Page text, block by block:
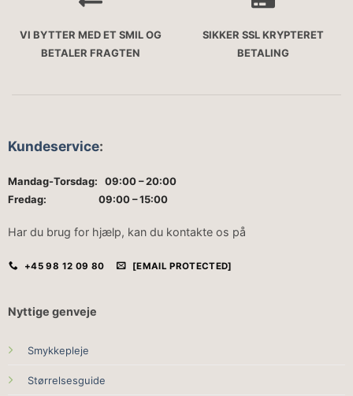
VI BYTTER MED ET SMIL OG
BETALER FRAGTEN
SIKKER SSL KRYPTERET
BETALING
Kundeservice:
Mandag-Torsdag: 09:00 – 20:00
Fredag: 09:00 – 15:00
Har du brug for hjælp, kan du kontakte os på
+45 98 12 09 80 [EMAIL PROTECTED]
Nyttige genveje
Smykkepleje
Størrelsesguide